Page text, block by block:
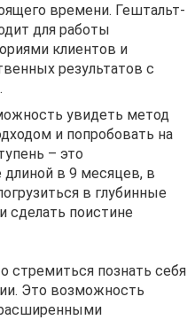
времени. Гештальт-
для работы
клиентов и
результатов с
увидеть метод
и попробовать на
– это
длиной в 9 месяцев, в
в глубинные
сделать поистине
стремиться познать себя
Это возможность